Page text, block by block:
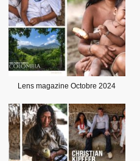
Lens magazine Octobre 2024